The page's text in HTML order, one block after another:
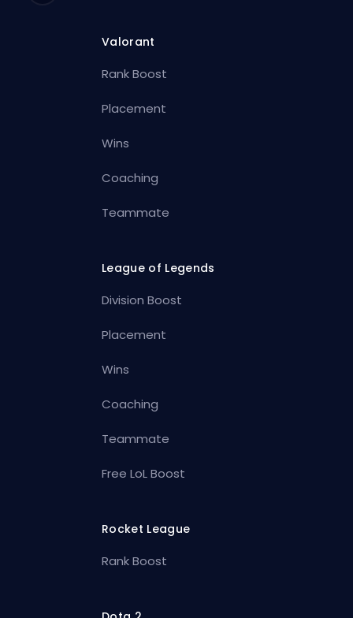
Valorant
Rank Boost
Placement
Wins
Coaching
Teammate
League of Legends
Division Boost
Placement
Wins
Coaching
Teammate
Free LoL Boost
Rocket League
Rank Boost